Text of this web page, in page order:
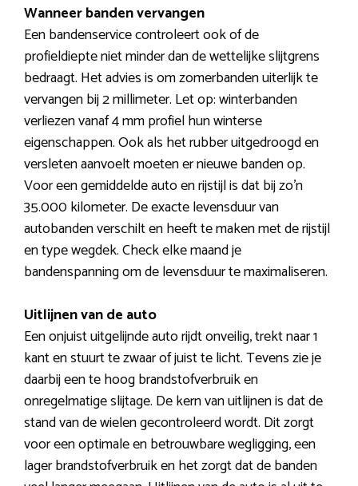
Wanneer banden vervangen
Een bandenservice controleert ook of de
profieldiepte niet minder dan de wettelijke slijtgrens
bedraagt. Het advies is om zomerbanden uiterlijk te
vervangen bij 2 millimeter. Let op: winterbanden
verliezen vanaf 4 mm profiel hun winterse
eigenschappen. Ook als het rubber uitgedroogd en
versleten aanvoelt moeten er nieuwe banden op.
Voor een gemiddelde auto en rijstijl is dat bij zo’n
35.000 kilometer. De exacte levensduur van
autobanden verschilt en heeft te maken met de rijstijl
en type wegdek. Check elke maand je
bandenspanning om de levensduur te maximaliseren.
Uitlijnen van de auto
Een onjuist uitgelijnde auto rijdt onveilig, trekt naar 1
kant en stuurt te zwaar of juist te licht. Tevens zie je
daarbij een te hoog brandstofverbruik en
onregelmatige slijtage. De kern van uitlijnen is dat de
stand van de wielen gecontroleerd wordt. Dit zorgt
voor een optimale en betrouwbare wegligging, een
lager brandstofverbruik en het zorgt dat de banden